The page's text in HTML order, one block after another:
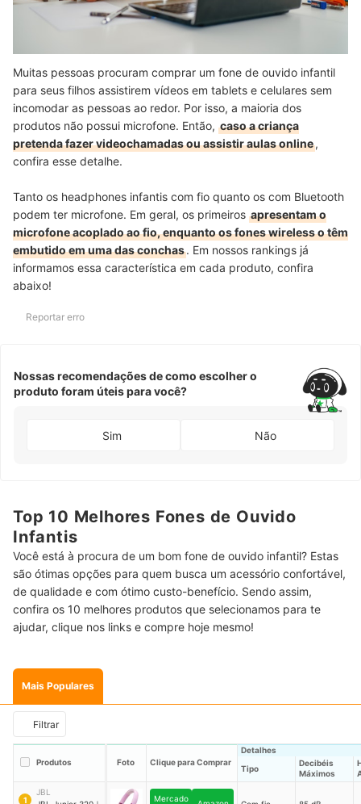
Muitas pessoas procuram comprar um fone de ouvido infantil
para seus filhos assistirem vídeos em tablets e celulares sem
incomodar as pessoas ao redor. Por isso, a maioria dos
produtos não possui microfone. Então, caso a criança
pretenda fazer videochamadas ou assistir aulas online,
confira esse detalhe.
Tanto os headphones infantis com fio quanto os com Bluetooth
podem ter microfone. Em geral, os primeiros apresentam o
microfone acoplado ao fio, enquanto os fones wireless o têm
embutido em uma das conchas. Em nossos rankings já
informamos essa característica em cada produto, confira
abaixo!
Reportar erro
Nossas recomendações de como escolher o
produto foram úteis para você?
Sim Não
Top 10 Melhores Fones de Ouvido
Infantis
Você está à procura de um bom fone de ouvido infantil? Estas
são ótimas opções para quem busca um acessório confortável,
de qualidade e com ótimo custo-benefício. Sendo assim,
confira os 10 melhores produtos que selecionamos para te
ajudar, clique nos links e compre hoje mesmo!
Mais Populares
Filtrar
Produtos Foto Clique para Comprar
Detalhes
Tipo
Decibéis
Máximos
1
JBL
Mercado